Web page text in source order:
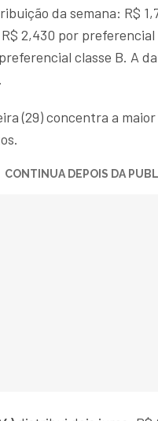
da semana: R$
2,430 por preferencial
classe B. A
(29) concentra a
CONTINUA DEPOIS DA